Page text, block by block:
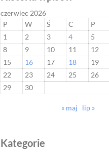
czerwiec 2026
P
W Ś C P
1
2 3 4 5
8
9 10 11 12
15
16 17 18 19
22
23 24 25 26
29
30
« maj lip »
Kategorie